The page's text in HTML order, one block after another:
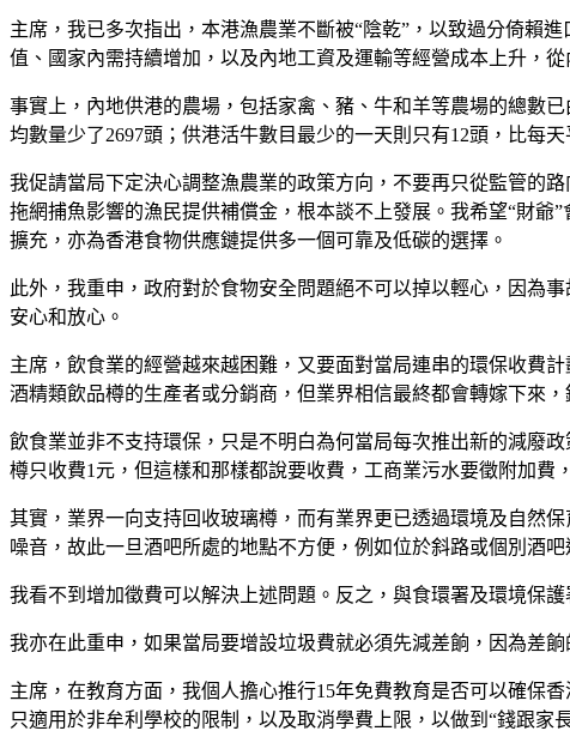
主席，我已多次指出，本港漁農業不斷被“陰乾”，以致過分倚賴
值、國家內需持續增加，以及內地工資及運輸等經營成本上升，
事實上，內地供港的農場，包括家禽、豬、牛和羊等農場的總數
均數量少了2697頭；供港活牛數目最少的一天則只有12頭，比每天
我促請當局下定決心調整漁農業的政策方向，不要再只從監管的
拖網捕魚影響的漁民提供補償金，根本談不上發展。我希望“財
擴充，亦為香港食物供應鏈提供多一個可靠及低碳的選擇。
此外，我重申，政府對於食物安全問題絕不可以掉以輕心，因為
安心和放心。
主席，飲食業的經營越來越困難，又要面對當局連串的環保收費
酒精類飲品樽的生產者或分銷商，但業界相信最終都會轉嫁下來
飲食業並非不支持環保，只是不明白為何當局每次推出新的減廢
樽只收費1元，但這樣和那樣都說要收費，工商業污水要徵附加費
其實，業界一向支持回收玻璃樽，而有業界更已透過環境及自然
噪音，故此一旦酒吧所處的地點不方便，例如位於斜路或個別酒
我看不到增加徵費可以解決上述問題。反之，與食環署及環境保
我亦在此重申，如果當局要增設垃圾費就必須先減差餉，因為差
主席，在教育方面，我個人擔心推行15年免費教育是否可以確保
只適用於非牟利學校的限制，以及取消學費上限，以做到“錢跟家